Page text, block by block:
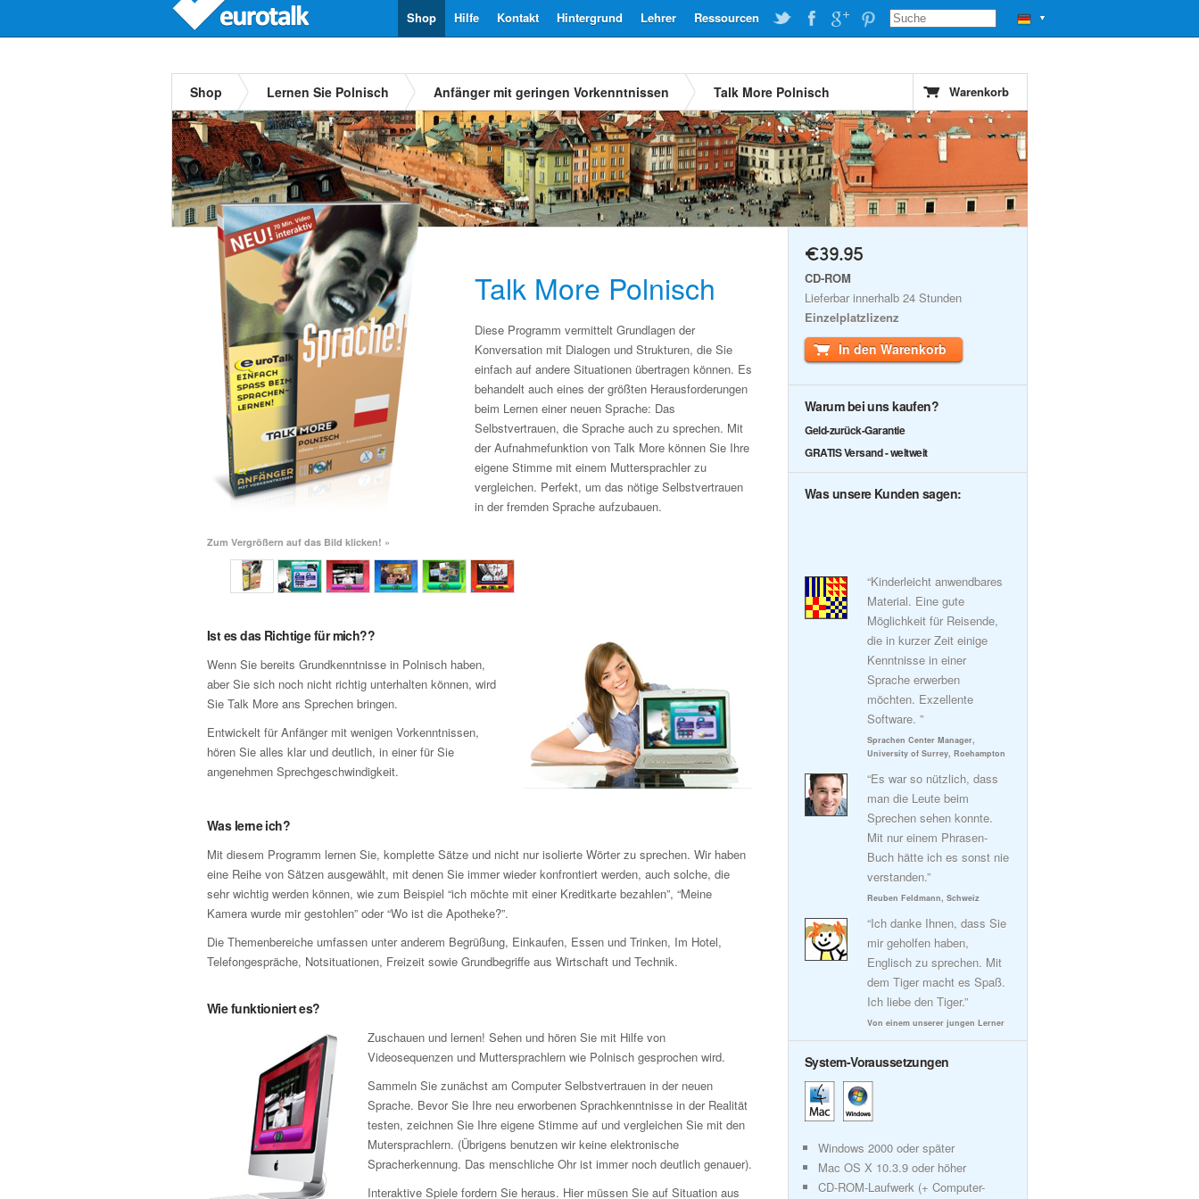
▼
Ressourcen
Lehrer
Hintergrund
Kontakt
Hilfe
Shop
Shop Lernen Sie Polnisch Anfänger mit geringen Vorkenntnissen Talk More Polnisch Warenkorb
Talk More Polnisch
Diese Programm vermittelt Grundlagen der
Konversation mit Dialogen und Strukturen, die Sie
einfach auf andere Situationen übertragen können. Es
behandelt auch eines der größten Herausforderungen
beim Lernen einer neuen Sprache: Das
Selbstvertrauen, die Sprache auch zu sprechen. Mit
der Aufnahmefunktion von Talk More können Sie Ihre
eigene Stimme mit einem Muttersprachler zu
vergleichen. Perfekt, um das nötige Selbstvertrauen
in der fremden Sprache aufzubauen.
Zum Vergrößern auf das Bild klicken! »
Ist es das Richtige für mich??
Wenn Sie bereits Grundkenntnisse in Polnisch haben,
aber Sie sich noch nicht richtig unterhalten können, wird
Sie Talk More ans Sprechen bringen.
Entwickelt für Anfänger mit wenigen Vorkenntnissen,
hören Sie alles klar und deutlich, in einer für Sie
angenehmen Sprechgeschwindigkeit.
Was lerne ich?
Mit diesem Programm lernen Sie, komplette Sätze und nicht nur isolierte Wörter zu sprechen. Wir haben
eine Reihe von Sätzen ausgewählt, mit denen Sie immer wieder konfrontiert werden, auch solche, die
sehr wichtig werden können, wie zum Beispiel “ich möchte mit einer Kreditkarte bezahlen”, “Meine
Kamera wurde mir gestohlen” oder “Wo ist die Apotheke?”.
Die Themenbereiche umfassen unter anderem Begrüßung, Einkaufen, Essen und Trinken, Im Hotel,
Telefongespräche, Notsituationen, Freizeit sowie Grundbegriffe aus Wirtschaft und Technik.
Wie funktioniert es?
Zuschauen und lernen! Sehen und hören Sie mit Hilfe von
Videosequenzen und Muttersprachlern wie Polnisch gesprochen wird.
Sammeln Sie zunächst am Computer Selbstvertrauen in der neuen
Sprache. Bevor Sie Ihre neu erworbenen Sprachkenntnisse in der Realität
testen, zeichnen Sie Ihre eigene Stimme auf und vergleichen Sie mit den
Mutersprachlern. (Übrigens benutzen wir keine elektronische
Spracherkennung. Das menschliche Ohr ist immer noch deutlich genauer).
Interaktive Spiele fordern Sie heraus. Hier müssen Sie auf Situation aus
€39.95
CD-ROM
Lieferbar innerhalb 24 Stunden
Einzelplatzlizenz
In den Warenkorb
Warum bei uns kaufen?
Geld-zurück-Garantie
GRATIS Versand - weltweit
Was unsere Kunden sagen:
“Kinderleicht anwendbares
Material. Eine gute
Möglichkeit für Reisende,
die in kurzer Zeit einige
Kenntnisse in einer
Sprache erwerben
möchten. Exzellente
Software. ”
Sprachen Center Manager,
University of Surrey, Roehampton
“Es war so nützlich, dass
man die Leute beim
Sprechen sehen konnte.
Mit nur einem Phrasen-
Buch hätte ich es sonst nie
verstanden.”
Reuben Feldmann, Schweiz
“Ich danke Ihnen, dass Sie
mir geholfen haben,
Englisch zu sprechen. Mit
dem Tiger macht es Spaß.
Ich liebe den Tiger.”
Von einem unserer jungen Lerner
System-Voraussetzungen
Windows 2000 oder später
Mac OS X 10.3.9 oder höher
CD-ROM-Laufwerk (+ Computer-